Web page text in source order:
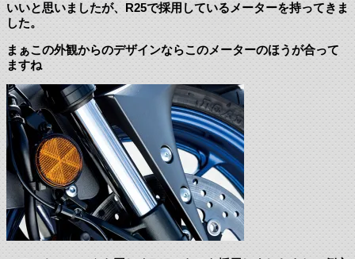
いいと思いましたが、R25で採用しているメーターを持ってきま
した。
まぁこの外観からのデザインならこのメーターのほうが合って
ますね